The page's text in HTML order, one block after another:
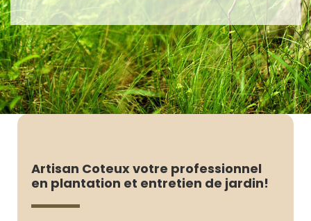
Artisan Coteux votre professionnel
en plantation et entretien de jardin!